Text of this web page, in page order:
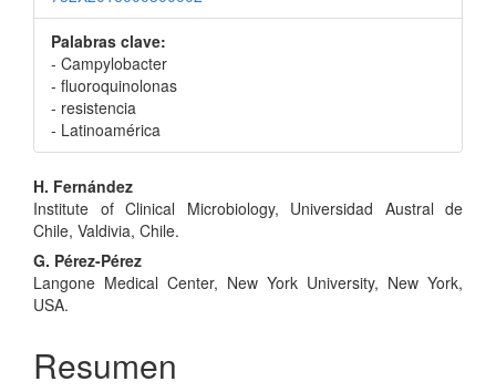
Palabras clave:
- Campylobacter
- fluoroquinolonas
- resistencia
- Latinoamérica
Contenido
principal
del
artículo
H. Fernández
Institute of Clinical Microbiology, Universidad Austral de
Chile, Valdivia, Chile.
G. Pérez-Pérez
Langone Medical Center, New York University, New York,
USA.
Resumen